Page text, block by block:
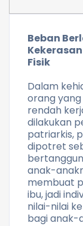
Beban
Fisik
Dalam
orang
rendah
dilakukan
patriarkis,
dipotret
anak-
membuat
ibu, jadi
nilai-nilai
bagi anak-